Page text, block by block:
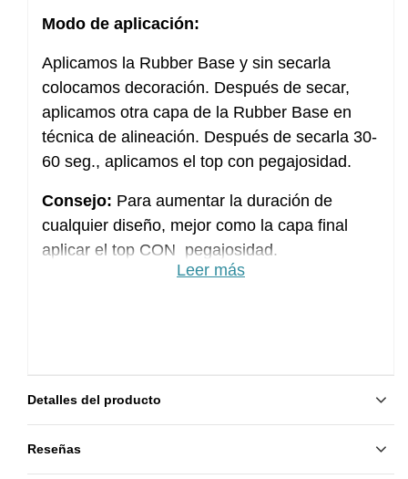
Modo de aplicación:
Aplicamos la Rubber Base y sin secarla
colocamos decoración. Después de secar,
aplicamos otra capa de la Rubber Base en
técnica de alineación. Después de secarla 30-
60 seg., aplicamos el top con pegajosidad.
Consejo: Para aumentar la duración de
cualquier diseño, mejor como la capa final
aplicar el top CON pegajosidad.
Leer más
Detalles del producto
Reseñas